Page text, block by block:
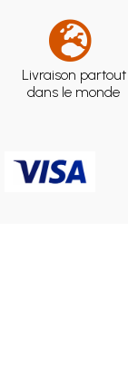
Livraison partout
dans le monde